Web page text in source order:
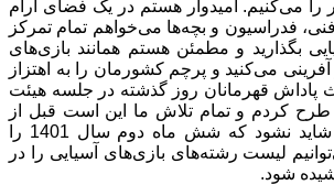
می‌کنیم. امیدوار هستم در یک فضای آرام
فدراسیون و بچه‌ها می‌خواهم تمام تمرکز
بگذارید و مطمئن هستم همانند بازی‌های
آفرینی می‌کنید و پرچم کشورمان را به اهتزاز
پاداش قهرمانان روز گذشته در جلسه هیئت
کردم و تمام تلاش ما این است قبل از
اعزام پرداخت شود. شاید نشود که شش ماه دوم سال 1401 را
لیست رشته‌های بازی‌های آسیایی را در
شود.